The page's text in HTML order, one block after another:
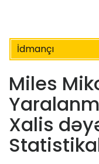
İdmançı
Miles
Xalis